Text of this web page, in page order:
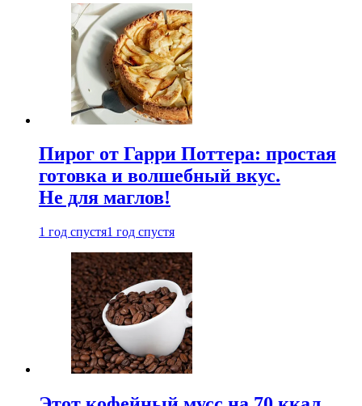
Пирог от Гарри Поттера: простая
готовка и волшебный вкус.
Не для маглов!
1 год спустя1 год спустя